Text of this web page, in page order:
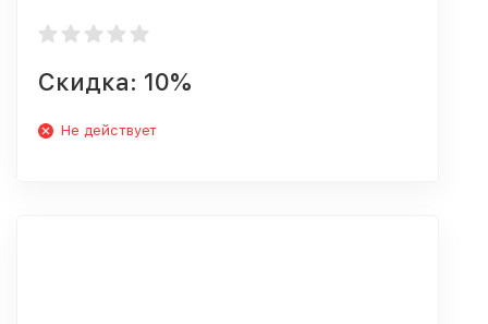
Скидка: 10%
Не действует